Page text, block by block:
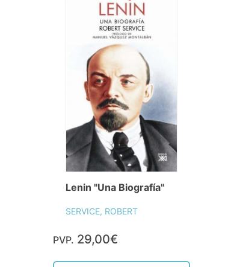
Lenin "Una Biografía"
SERVICE, ROBERT
PVP. 29,00€